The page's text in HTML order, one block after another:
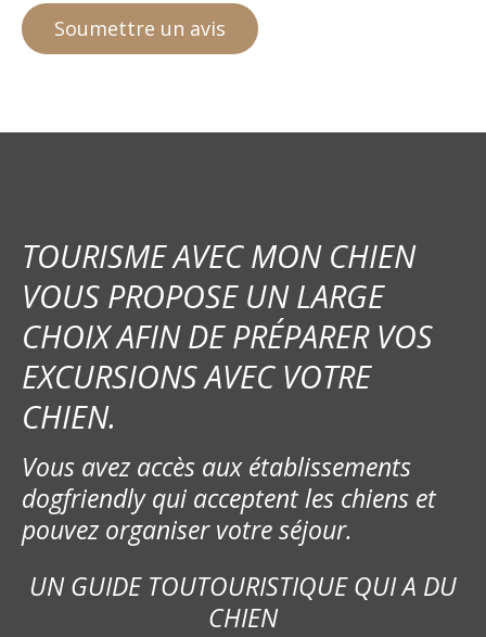
TOURISME AVEC MON CHIEN
VOUS PROPOSE UN LARGE
CHOIX AFIN DE PRÉPARER VOS
EXCURSIONS AVEC VOTRE
CHIEN.
Vous avez accès aux établissements
dogfriendly qui acceptent les chiens et
pouvez organiser votre séjour.
UN GUIDE TOUTOURISTIQUE QUI A DU
CHIEN